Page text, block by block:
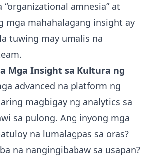
amnesia” at
mga mahahalagang insight ay
tuwing may umalis na
Mga Insight sa Kultura ng
advanced na platform ng
magbigay ng analytics sa
sa pulong. Ang inyong mga
na lumalagpas sa oras?
na nangingibabaw sa usapan?